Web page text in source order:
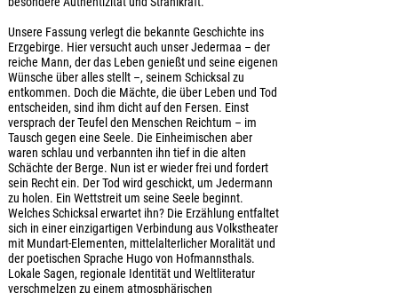
Unsere Fassung verlegt die bekannte Geschichte ins
Erzgebirge. Hier versucht auch unser Jedermaa – der
reiche Mann, der das Leben genießt und seine eigenen
Wünsche über alles stellt –, seinem Schicksal zu
entkommen. Doch die Mächte, die über Leben und Tod
entscheiden, sind ihm dicht auf den Fersen. Einst
versprach der Teufel den Menschen Reichtum – im
Tausch gegen eine Seele. Die Einheimischen aber
waren schlau und verbannten ihn tief in die alten
Schächte der Berge. Nun ist er wieder frei und fordert
sein Recht ein. Der Tod wird geschickt, um Jedermann
zu holen. Ein Wettstreit um seine Seele beginnt.
Welches Schicksal erwartet ihn? Die Erzählung entfaltet
sich in einer einzigartigen Verbindung aus Volkstheater
mit Mundart-Elementen, mittelalterlicher Moralität und
der poetischen Sprache Hugo von Hofmannsthals.
Lokale Sagen, regionale Identität und Weltliteratur
verschmelzen zu einem atmosphärischen